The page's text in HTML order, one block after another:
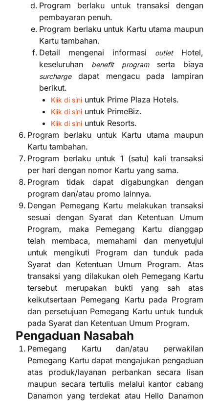
Program berlaku untuk transaksi dengan
pembayaran penuh.
Program berlaku untuk Kartu utama maupun
Kartu tambahan.
Detail mengenai informasi
outletHotel,
keseluruhan
benefit programserta biaya
surchargedapat mengacu pada lampiran
berikut.
Klik di sini untuk Prime Plaza Hotels.
Klik di sini untuk PrimeBiz.
Klik di sini untuk Resorts.
Program berlaku untuk Kartu utama maupun
Kartu tambahan.
Program berlaku untuk 1 (satu) kali transaksi
per hari dengan nomor Kartu yang sama.
Program tidak dapat digabungkan dengan
program dan/atau promo lainnya.
Dengan Pemegang Kartu melakukan transaksi
sesuai dengan Syarat dan Ketentuan Umum
Program, maka Pemegang Kartu dianggap
telah membaca, memahami dan menyetujui
untuk mengikuti Program dan tunduk pada
Syarat dan Ketentuan Umum Program. Atas
transaksi yang dilakukan oleh Pemegang Kartu
tersebut merupakan bukti yang sah atas
keikutsertaan Pemegang Kartu pada Program
dan persetujuan Pemegang Kartu untuk tunduk
pada Syarat dan Ketentuan Umum Program.
Pengaduan Nasabah
Pemegang Kartu dan/atau perwakilan
Pemegang Kartu dapat mengajukan pengaduan
atas produk/layanan perbankan secara lisan
maupun secara tertulis melalui kantor cabang
Danamon yang terdekat atau Hello Danamon